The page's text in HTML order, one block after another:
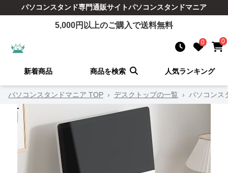
パソコンスタンド専門通販サイトパソコンスタンドマニア
5,000円以上のご購入で送料無料
0 0
新着商品 商品を検索 人気ランキング
パソコンスタンドマニア TOP › デスクトップの一覧 › パソコンス